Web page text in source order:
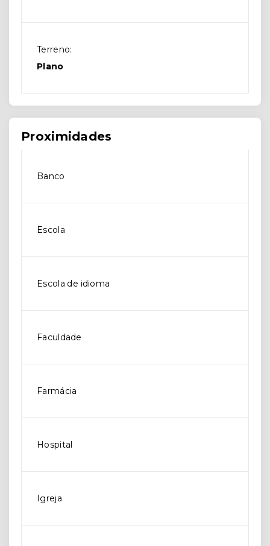
Terreno:
Plano
Proximidades
Banco
Escola
Escola de idioma
Faculdade
Farmácia
Hospital
Igreja